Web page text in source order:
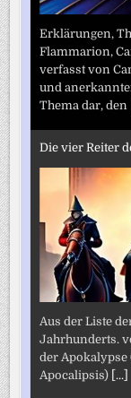
Erklärungen,
Flammarion,
verfasst von
und
Thema dar, den
Die vier Reiter
Aus der Liste
Jahrhunderts.
der Apokalypse
Apocalipsis) [...]